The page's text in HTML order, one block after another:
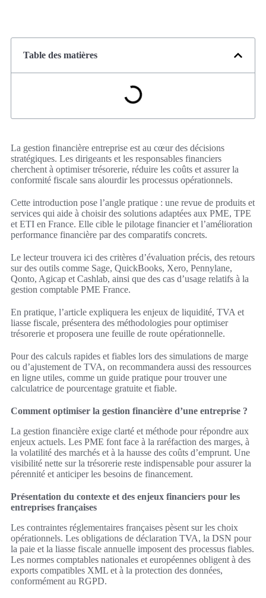
Table des matières
La gestion financière entreprise est au cœur des décisions
stratégiques. Les dirigeants et les responsables financiers
cherchent à optimiser trésorerie, réduire les coûts et assurer la
conformité fiscale sans alourdir les processus opérationnels.
Cette introduction pose l’angle pratique : une revue de produits et
services qui aide à choisir des solutions adaptées aux PME, TPE
et ETI en France. Elle cible le pilotage financier et l’amélioration
performance financière par des comparatifs concrets.
Le lecteur trouvera ici des critères d’évaluation précis, des retours
sur des outils comme Sage, QuickBooks, Xero, Pennylane,
Qonto, Agicap et Cashlab, ainsi que des cas d’usage relatifs à la
gestion comptable PME France.
En pratique, l’article expliquera les enjeux de liquidité, TVA et
liasse fiscale, présentera des méthodologies pour optimiser
trésorerie et proposera une feuille de route opérationnelle.
Pour des calculs rapides et fiables lors des simulations de marge
ou d’ajustement de TVA, on recommandera aussi des ressources
en ligne utiles, comme un guide pratique pour trouver une
calculatrice de pourcentage gratuite et fiable.
Comment optimiser la gestion financière d’une entreprise ?
La gestion financière exige clarté et méthode pour répondre aux
enjeux actuels. Les PME font face à la raréfaction des marges, à
la volatilité des marchés et à la hausse des coûts d’emprunt. Une
visibilité nette sur la trésorerie reste indispensable pour assurer la
pérennité et anticiper les besoins de financement.
Présentation du contexte et des enjeux financiers pour les
entreprises françaises
Les contraintes réglementaires françaises pèsent sur les choix
opérationnels. Les obligations de déclaration TVA, la DSN pour
la paie et la liasse fiscale annuelle imposent des processus fiables.
Les normes comptables nationales et européennes obligent à des
exports compatibles XML et à la protection des données,
conformément au RGPD.